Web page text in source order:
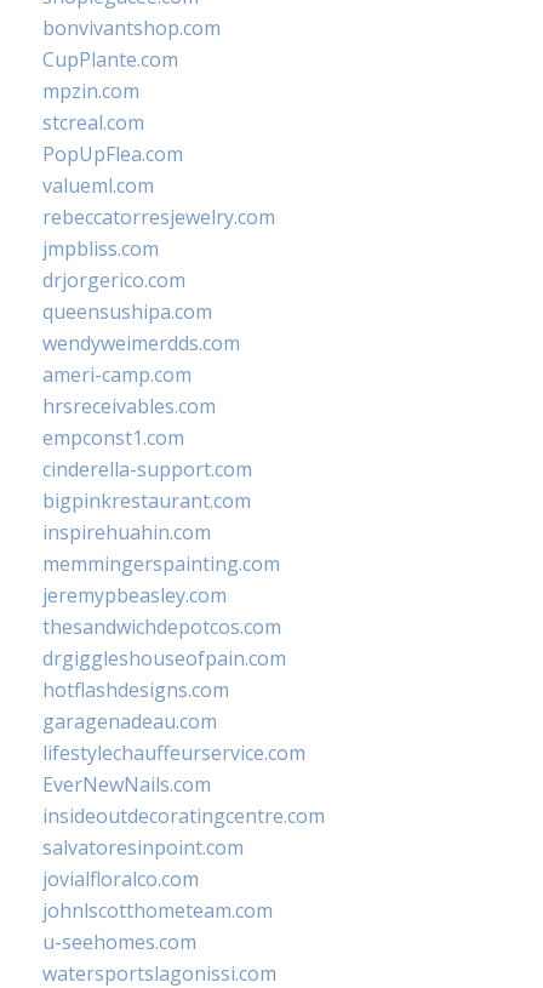
bonvivantshop.com
CupPlante.com
mpzin.com
stcreal.com
PopUpFlea.com
valueml.com
rebeccatorresjewelry.com
jmpbliss.com
drjorgerico.com
queensushipa.com
wendyweimerdds.com
ameri-camp.com
hrsreceivables.com
empconst1.com
cinderella-support.com
bigpinkrestaurant.com
inspirehuahin.com
memmingerspainting.com
jeremypbeasley.com
thesandwichdepotcos.com
drgiggleshouseofpain.com
hotflashdesigns.com
garagenadeau.com
lifestylechauffeurservice.com
EverNewNails.com
insideoutdecoratingcentre.com
salvatoresinpoint.com
jovialfloralco.com
johnlscotthometeam.com
u-seehomes.com
watersportslagonissi.com